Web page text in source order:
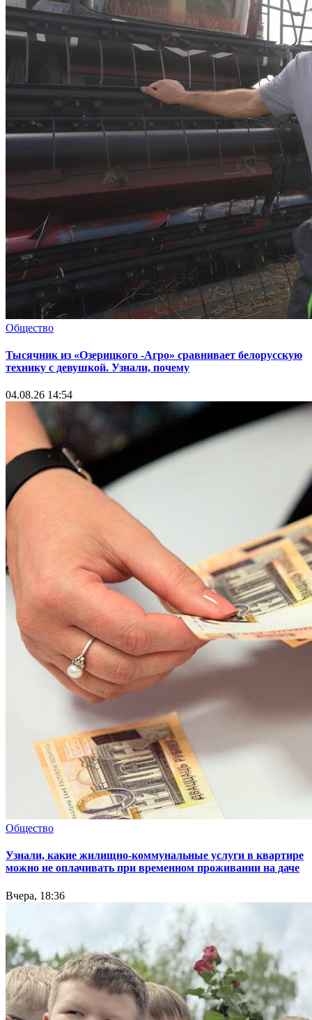
Общество
Тысячник из «Озерицкого -Агро» сравнивает белорусскую
технику с девушкой. Узнали, почему
04.08.26 14:54
Общество
Узнали, какие жилищно-коммунальные услуги в квартире
можно не оплачивать при временном проживании на даче
Вчера, 18:36